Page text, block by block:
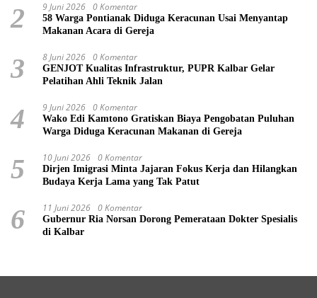
2 9 Juni 2026 0 Komentar
58 Warga Pontianak Diduga Keracunan Usai Menyantap
Makanan Acara di Gereja
3 8 Juni 2026 0 Komentar
GENJOT Kualitas Infrastruktur, PUPR Kalbar Gelar
Pelatihan Ahli Teknik Jalan
4 9 Juni 2026 0 Komentar
Wako Edi Kamtono Gratiskan Biaya Pengobatan Puluhan
Warga Diduga Keracunan Makanan di Gereja
5 10 Juni 2026 0 Komentar
Dirjen Imigrasi Minta Jajaran Fokus Kerja dan Hilangkan
Budaya Kerja Lama yang Tak Patut
6 11 Juni 2026 0 Komentar
Gubernur Ria Norsan Dorong Pemerataan Dokter Spesialis
di Kalbar